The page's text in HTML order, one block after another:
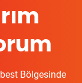
Bölgesinde